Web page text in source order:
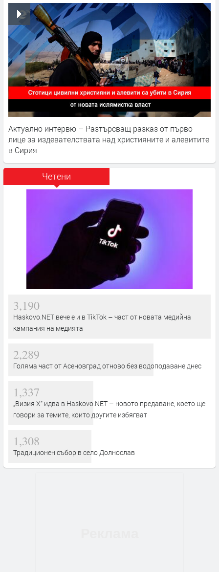
Актуално интервю – Разтърсващ разказ от първо
лице за издевателствата над християните и алевитите
в Сирия
Четени
3,190
Haskovo.NET вече е и в TikTok – част от новата медийна
кампания на медията
2,289
Голяма част от Асеновград отново без водоподаване днес
1,337
„Визия Х“ идва в Haskovo.NET – новото предаване, което ще
говори за темите, които другите избягват
1,308
Традиционен събор в село Долнослав